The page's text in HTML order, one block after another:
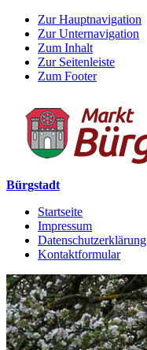
Zur Hauptnavigation
Zur Unternavigation
Zum Inhalt
Zur Seitenleiste
Zum Footer
Bürgstadt
Startseite
Impressum
Datenschutzerklärung
Kontaktformular